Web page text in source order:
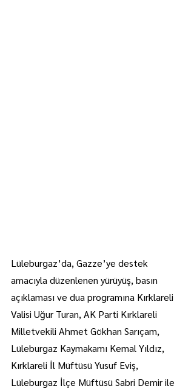
Lüleburgaz’da, Gazze’ye destek
amacıyla düzenlenen yürüyüş, basın
açıklaması ve dua programına Kırklareli
Valisi Uğur Turan, AK Parti Kırklareli
Milletvekili Ahmet Gökhan Sarıçam,
Lüleburgaz Kaymakamı Kemal Yıldız,
Kırklareli İl Müftüsü Yusuf Eviş,
Lüleburgaz İlçe Müftüsü Sabri Demir ile